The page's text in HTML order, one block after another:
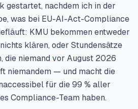
gestartet, nachdem ich in der
was bei EU-AI-Act-Compliance
KMU bekommen entweder
klären, oder Stundensätze
die niemand vor August 2026
niemandem — und macht die
für die 99 % aller
Compliance-Team haben.